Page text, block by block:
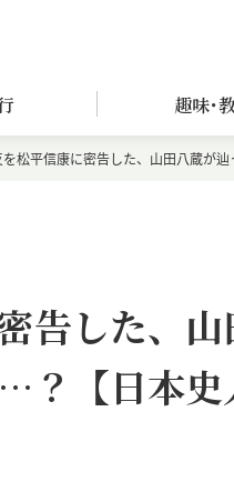
趣味･
松平信康に密告した、山田八蔵が
告した、山
【日本史